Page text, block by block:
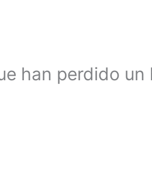
han perdido un